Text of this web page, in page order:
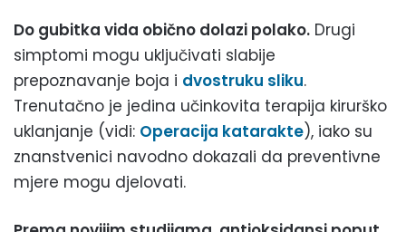
Do gubitka vida obično dolazi polako. Drugi
simptomi mogu uključivati slabije
prepoznavanje boja i dvostruku sliku.
Trenutačno je jedina učinkovita terapija kirurško
uklanjanje (vidi: Operacija katarakte), iako su
znanstvenici navodno dokazali da preventivne
mjere mogu djelovati.